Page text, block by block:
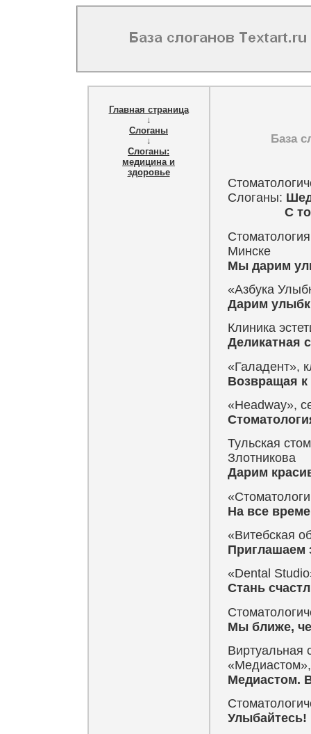
Главная страница
↓
Слоганы
↓
Слоганы:
медицина и
здоровье
База
Слоганы:
С
Минске
Мы дарим
«Азбука
Дарим
Клиника
Деликатная
«Галадент»,
Возвращая к
«Headway»,
Тульская
Злотникова
Дарим
На все
«Витебская
Приглашаем
«Dental
Стань
Мы ближе,
Виртуальная
«Медиастом»,
Медиастом.
Улыбайтесь!